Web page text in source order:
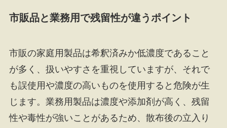
市販品と業務用で残留性が違うポイント
市販の家庭用製品は希釈済みか低濃度であること
が多く、扱いやすさを重視していますが、それで
も誤使用や濃度の高いものを使用すると危険が生
じます。業務用製品は濃度や添加剤が高く、残留
性や毒性が強いことがあるため、散布後の立入り